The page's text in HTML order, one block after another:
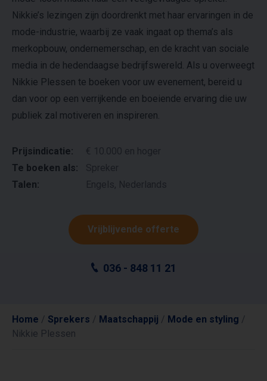
Nikkie’s lezingen zijn doordrenkt met haar ervaringen in de
mode-industrie, waarbij ze vaak ingaat op thema’s als
merkopbouw, ondernemerschap, en de kracht van sociale
media in de hedendaagse bedrijfswereld. Als u overweegt
Nikkie Plessen te boeken voor uw evenement, bereid u
dan voor op een verrijkende en boeiende ervaring die uw
publiek zal motiveren en inspireren.
Prijsindicatie:
€ 10.000 en hoger
Te boeken als:
Talen:
Vrijblijvende offerte
036 - 848 11 21
Home / Sprekers / Maatschappij / Mode en styling /
Nikkie Plessen